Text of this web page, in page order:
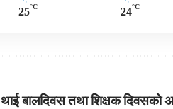
25°C 24°C
थाई बालदिवस तथा शिक्षक दिवसको